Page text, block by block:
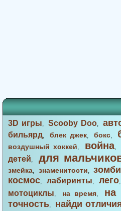
3D игры,Scooby Doo,
бильярд,блек джек,бокс,
воздушный хоккей, война,
детей, для
змейка, знаменитости,зомби
космос, лабиринты, лего
мотоциклы, на время, на
точность, найди